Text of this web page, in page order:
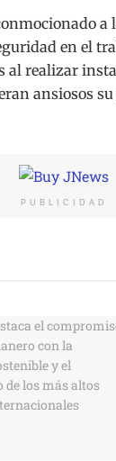
a
en el
al realizar
ansiosos
PUBLICIDAD